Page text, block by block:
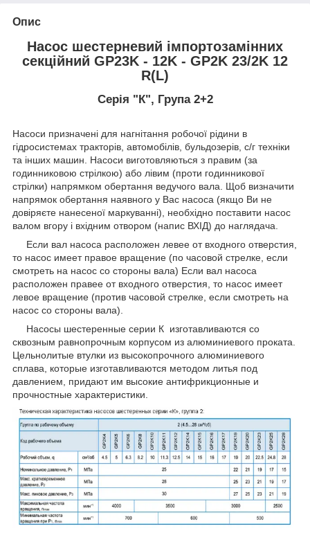
Опис
Насос шестерневий імпортозамінних
секційний GP23K - 12K - GP2K 23/2K 12
R(L)
Серія "К", Група 2+2
Насоси призначені для нагнітання робочої рідини в
гідросистемах тракторів, автомобілів, бульдозерів, с/г техніки
та інших машин. Насоси виготовляються з правим (за
годинниковою стрілкою) або лівим (проти годинникової
стрілки) напрямком обертання ведучого вала. Щоб визначити
напрямок обертання наявного у Вас насоса (якщо Ви не
довіряєте нанесеної маркуванні), необхідно поставити насос
валом вгору і вхідним отвором (напис ВХІД) до наглядача.
Если вал насоса расположен левее от входного отверстия,
то насос имеет правое вращение (по часовой cтрелке, если
смотреть на насос со стороны вала) Если вал насоса
расположен правее от входного отверстия, то насос имеет
левое вращение (против часовой стрелке, если смотреть на
насос со стороны вала).
Насосы шестеренные серии К изготавливаются со
сквозным равнопрочным корпусом из алюминиевого проката.
Цельнолитые втулки из высокопрочного алюминиевого
сплава, которые изготавливаются методом литья под
давлением, придают им высокие антифрикционные и
прочностные характеристики.